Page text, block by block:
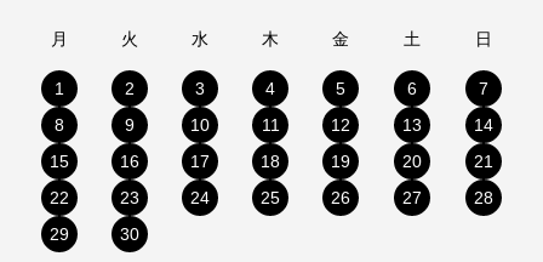
月 火 水 木 金 土 日
1 2 3 4 5 6
7
8
9 10 11 12 13
14
15
16 17 18 19 20
21
22
23 24 25 26 27
28
29
30